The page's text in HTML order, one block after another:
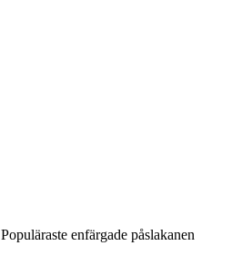
Populäraste enfärgade påslakanen